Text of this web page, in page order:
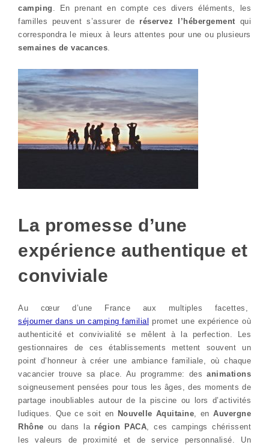
camping . En prenant en compte ces divers éléments, les
familles peuvent s’assurer de réservez l’hébergement qui
correspondra le mieux à leurs attentes pour une ou plusieurs
semaines de vacances
La promesse d’une
expérience authentique et
conviviale
Au cœur d’une France aux multiples facettes,
séjourner dans un camping familial promet une expérience où
authenticité et convivialité se mêlent à la perfection. Les
gestionnaires de ces établissements mettent souvent un
point d’honneur à créer une ambiance familiale, où chaque
vacancier trouve sa place. Au programme: des animations
soigneusement pensées pour tous les âges, des moments de
partage inoubliables autour de la piscine ou lors d’activités
ludiques. Que ce soit en Nouvelle Aquitaine, en Auvergne
Rhône ou dans la région PACA, ces campings chérissent
les valeurs de proximité et de service personnalisé. Un